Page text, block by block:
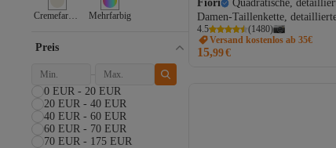
Fiori
Quadratische,
Damen-Taillenkette,
Damen-Taillengürtel,
Kleidergürtel, Rockgürtel
4.5 (1480)
Versand kostenlos ab 35€
15,99€
Cremefarben Mehrfarbig
Preis
0 EUR - 20 EUR
20 EUR - 40 EUR
40 EUR - 60 EUR
60 EUR - 70 EUR
70 EUR - 175 EUR